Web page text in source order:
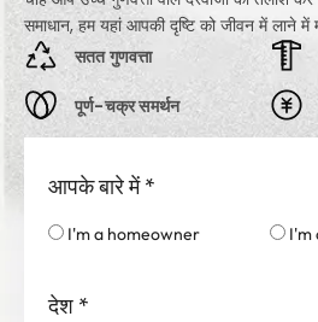
समाधान, हम यहां आपकी दृष्टि को जीवन में लाने
सतत गुणवत्ता
पूर्ण-चक्र समर्थन
आपके बारे में *
I'm a homeowner I'm
देश *